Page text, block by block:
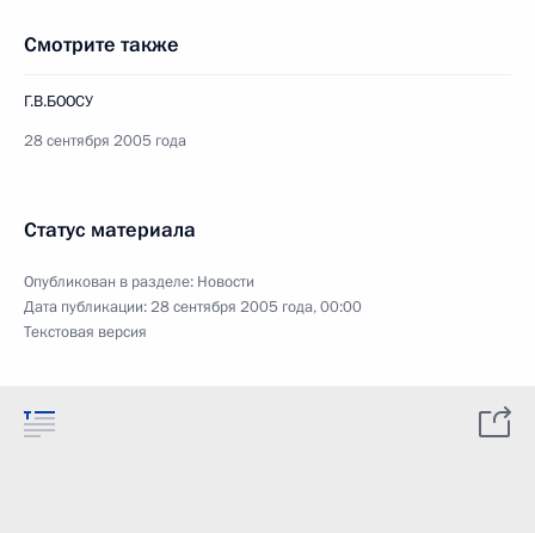
Смотрите также
Г.В.БООСУ
28 сентября 2005 года
Статус материала
Опубликован в разделе: Новости
Дата публикации:28 сентября 2005 года, 00:00
Текстовая версия